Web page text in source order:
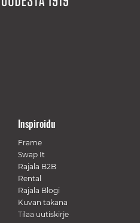
Inspiroidu
Frame
Swap It
Rajala B2B
Rental
Rajala Blogi
Kuvan takana
Tilaa uutiskirje